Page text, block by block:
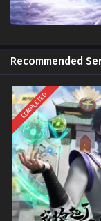
Pada akhirnya, di
mengeksplorasi
memikul beban
tanah umat manusia
umat manusia yang
bisakah Luo Feng
melindungi dunia
Recommended
COMPLETED